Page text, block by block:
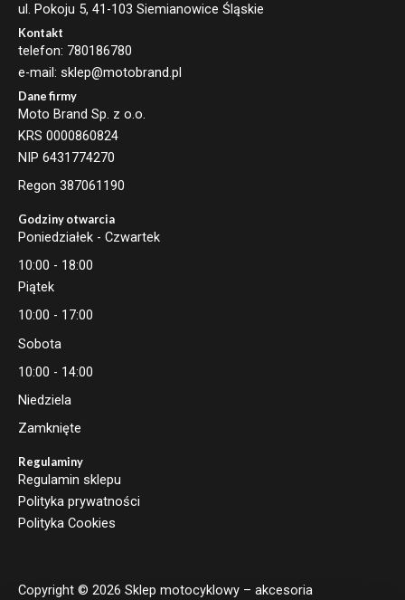
a
l
ul. Pokoju 5, 41-103 Siemianowice Śląskie
Kontakt
telefon: 780186780
e-mail: sklep@motobrand.pl
Dane firmy
Moto Brand Sp. z o.o.
KRS 0000860824
NIP 6431774270
Regon 387061190
Godziny otwarcia
Poniedziałek - Czwartek
10:00 - 18:00
Piątek
10:00 - 17:00
Sobota
10:00 - 14:00
Niedziela
Zamknięte
Regulaminy
Regulamin sklepu
Polityka prywatności
Polityka Cookies
Copyright © 2026 Sklep motocyklowy – akcesoria